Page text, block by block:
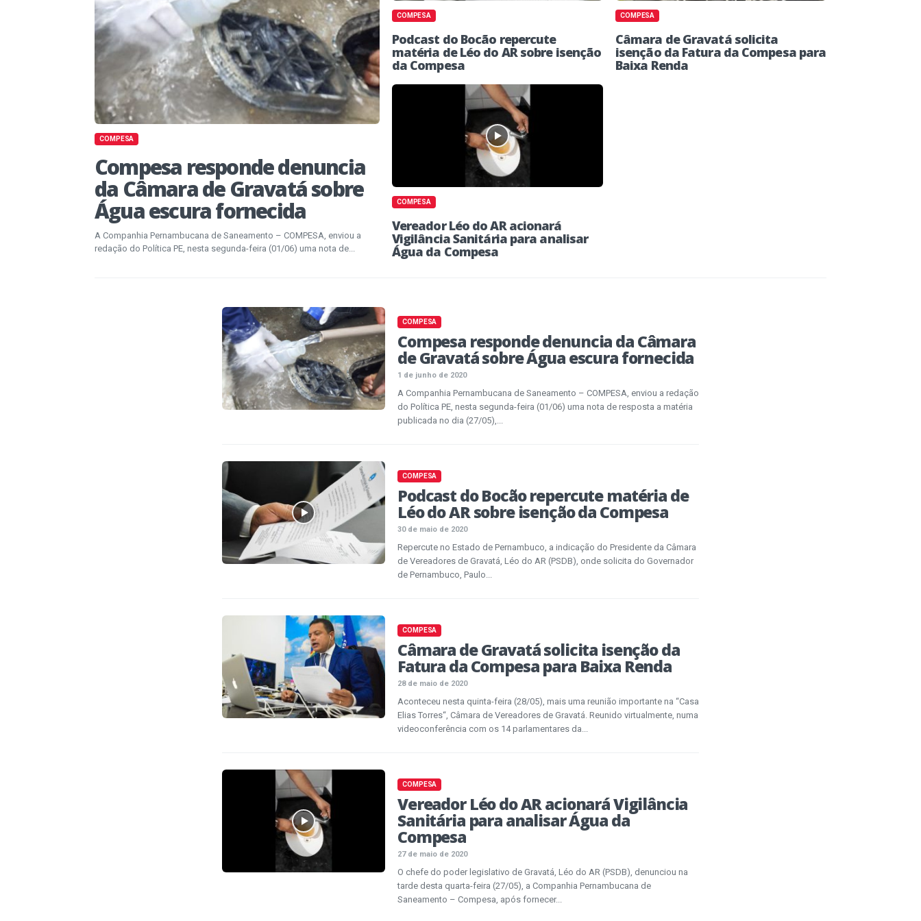
COMPESA
Compesa responde denuncia
da Câmara de Gravatá sobre
Água escura fornecida
A Companhia Pernambucana de Saneamento – COMPESA, enviou a
redação do Política PE, nesta segunda-feira (01/06) uma nota de...
COMPESA
Podcast do Bocão repercute
matéria de Léo do AR sobre isenção
da Compesa
COMPESA
Câmara de Gravatá solicita
isenção da Fatura da Compesa para
Baixa Renda
COMPESA
Vereador Léo do AR acionará
Vigilância Sanitária para analisar
Água da Compesa
COMPESA
Compesa responde denuncia da Câmara
de Gravatá sobre Água escura fornecida
1 de junho de 2020
A Companhia Pernambucana de Saneamento – COMPESA, enviou a redação
do Política PE, nesta segunda-feira (01/06) uma nota de resposta a matéria
publicada no dia (27/05),...
COMPESA
Podcast do Bocão repercute matéria de
Léo do AR sobre isenção da Compesa
30 de maio de 2020
Repercute no Estado de Pernambuco, a indicação do Presidente da Câmara
de Vereadores de Gravatá, Léo do AR (PSDB), onde solicita do Governador
de Pernambuco, Paulo...
COMPESA
Câmara de Gravatá solicita isenção da
Fatura da Compesa para Baixa Renda
28 de maio de 2020
Aconteceu nesta quinta-feira (28/05), mais uma reunião importante na “Casa
Elias Torres“, Câmara de Vereadores de Gravatá. Reunido virtualmente, numa
videoconferência com os 14 parlamentares da...
COMPESA
Vereador Léo do AR acionará Vigilância
Sanitária para analisar Água da
Compesa
27 de maio de 2020
O chefe do poder legislativo de Gravatá, Léo do AR (PSDB), denunciou na
tarde desta quarta-feira (27/05), a Companhia Pernambucana de
Saneamento – Compesa, após fornecer...